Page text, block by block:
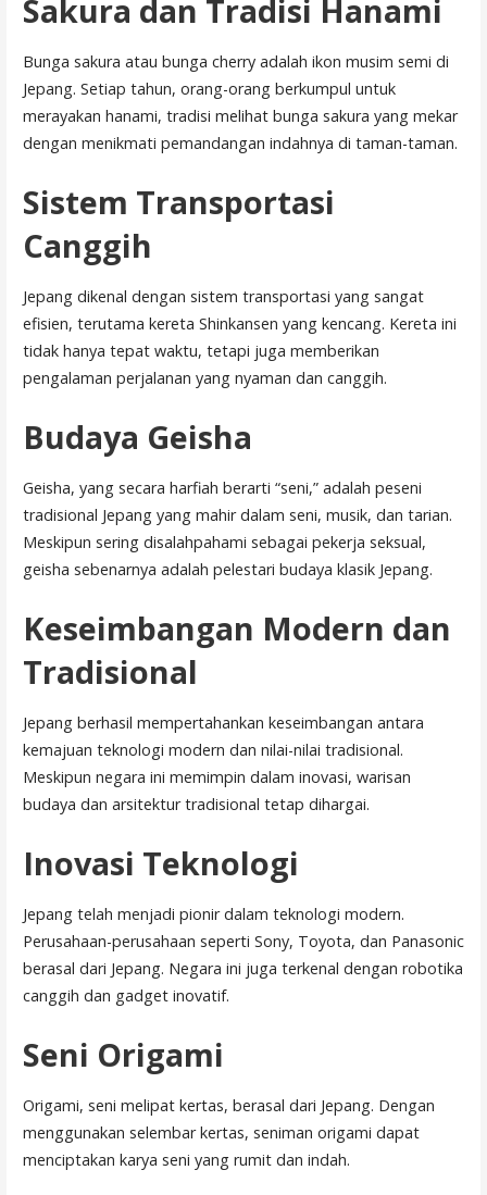
Sakura dan Tradisi Hanami
Bunga sakura atau bunga cherry adalah ikon musim semi di
Jepang. Setiap tahun, orang-orang berkumpul untuk
merayakan hanami, tradisi melihat bunga sakura yang mekar
dengan menikmati pemandangan indahnya di taman-taman.
Sistem Transportasi
Canggih
Jepang dikenal dengan sistem transportasi yang sangat
efisien, terutama kereta Shinkansen yang kencang. Kereta ini
tidak hanya tepat waktu, tetapi juga memberikan
pengalaman perjalanan yang nyaman dan canggih.
Budaya Geisha
Geisha, yang secara harfiah berarti “seni,” adalah peseni
tradisional Jepang yang mahir dalam seni, musik, dan tarian.
Meskipun sering disalahpahami sebagai pekerja seksual,
geisha sebenarnya adalah pelestari budaya klasik Jepang.
Keseimbangan Modern dan
Tradisional
Jepang berhasil mempertahankan keseimbangan antara
kemajuan teknologi modern dan nilai-nilai tradisional.
Meskipun negara ini memimpin dalam inovasi, warisan
budaya dan arsitektur tradisional tetap dihargai.
Inovasi Teknologi
Jepang telah menjadi pionir dalam teknologi modern.
Perusahaan-perusahaan seperti Sony, Toyota, dan Panasonic
berasal dari Jepang. Negara ini juga terkenal dengan robotika
canggih dan gadget inovatif.
Seni Origami
Origami, seni melipat kertas, berasal dari Jepang. Dengan
menggunakan selembar kertas, seniman origami dapat
menciptakan karya seni yang rumit dan indah.